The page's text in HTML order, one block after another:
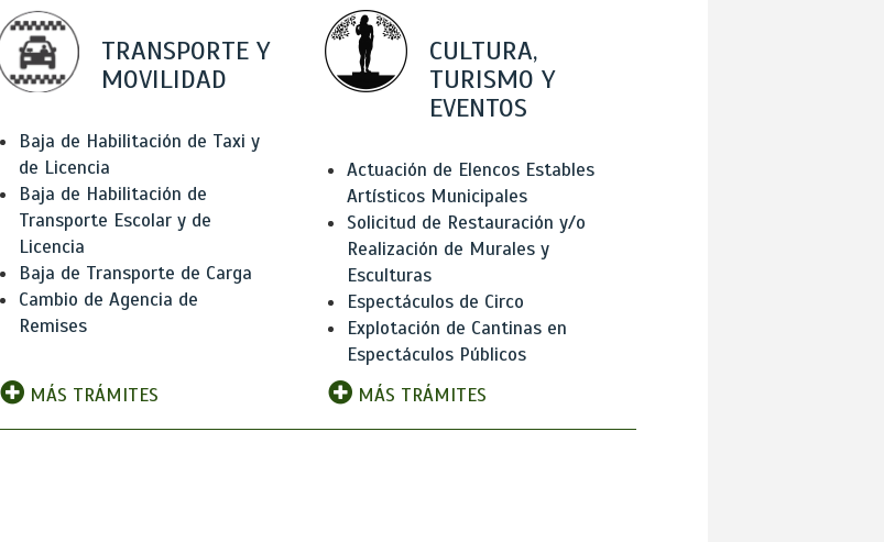
TRANSPORTE Y
MOVILIDAD
Baja de Habilitación de Taxi y
de Licencia
Baja de Habilitación de
Transporte Escolar y de
Licencia
Baja de Transporte de Carga
Cambio de Agencia de
Remises
MÁS TRÁMITES
CULTURA,
TURISMO Y
EVENTOS
Actuación de Elencos Estables
Artísticos Municipales
Solicitud de Restauración y/o
Realización de Murales y
Esculturas
Espectáculos de Circo
Explotación de Cantinas en
Espectáculos Públicos
MÁS TRÁMITES